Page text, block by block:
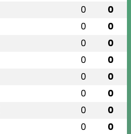
0 0
0 0
0 0
0 0
0 0
0 0
0 0
0 0